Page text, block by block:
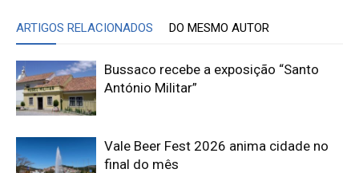
ARTIGOS RELACIONADOS DO MESMO AUTOR
Bussaco recebe a exposição “Santo
António Militar”
Vale Beer Fest 2026 anima cidade no
final do mês